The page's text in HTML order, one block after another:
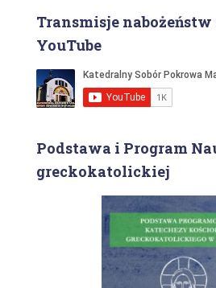
Transmisje
YouTube
Podstawa i Program
greckokatolickiej